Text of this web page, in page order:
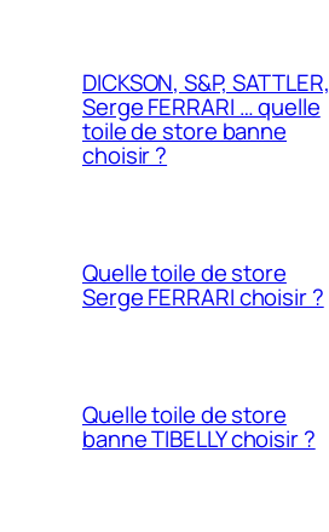
DICKSON, S&P, SATTLER,
Serge FERRARI … quelle
toile de store banne
choisir ?
Quelle toile de store
Serge FERRARI choisir ?
Quelle toile de store
banne TIBELLY choisir ?